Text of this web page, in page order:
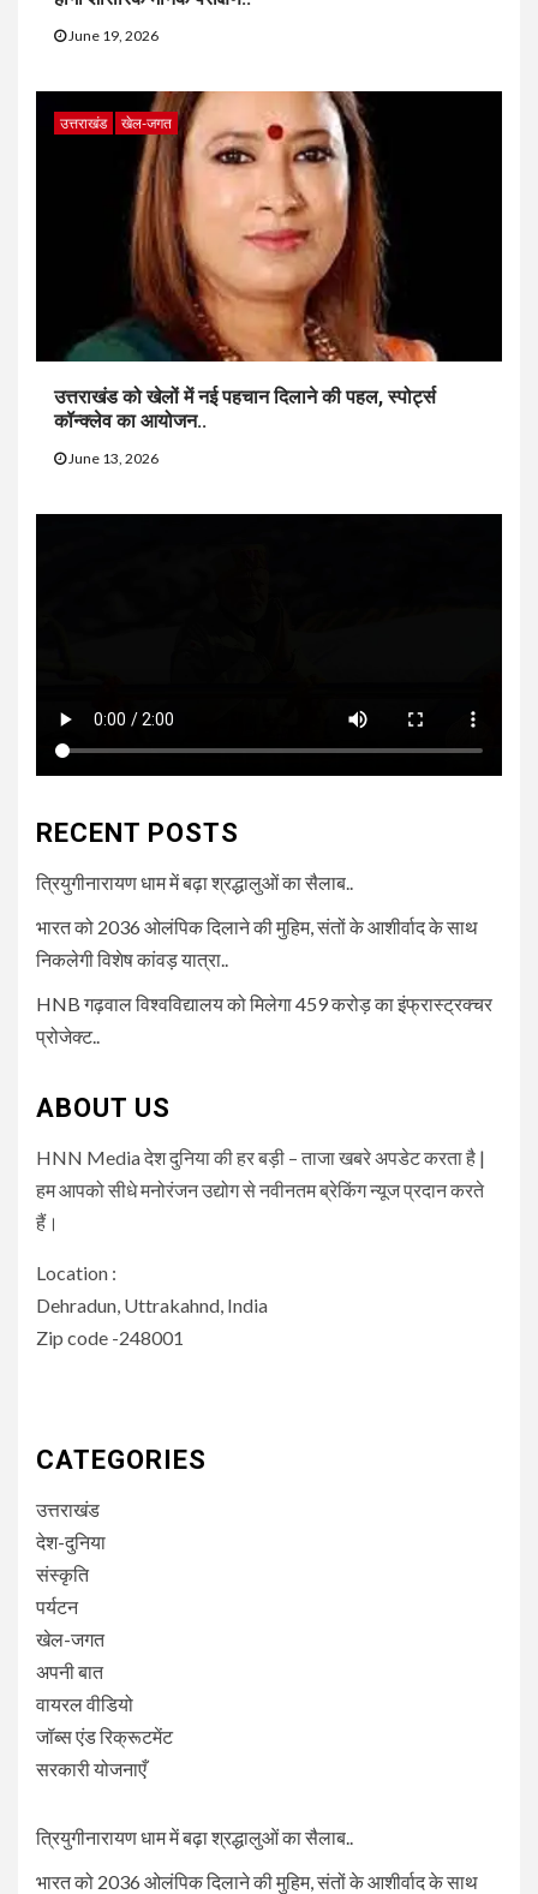
June 19, 2026
उत्तराखंड खेल-जगत
उत्तराखंड को खेलों में नई पहचान दिलाने की पहल, स्पोर्ट्स
कॉन्क्लेव का आयोजन..
June 13, 2026
RECENT POSTS
त्रियुगीनारायण धाम में बढ़ा श्रद्धालुओं का सैलाब..
भारत को 2036 ओलंपिक दिलाने की मुहिम, संतों के आशीर्वाद के साथ
निकलेगी विशेष कांवड़ यात्रा..
HNB गढ़वाल विश्वविद्यालय को मिलेगा 459 करोड़ का इंफ्रास्ट्रक्चर
प्रोजेक्ट..
ABOUT US
HNN Media देश दुनिया की हर बड़ी – ताजा खबरे अपडेट करता है |
हम आपको सीधे मनोरंजन उद्योग से नवीनतम ब्रेकिंग न्यूज प्रदान करते
हैं।
Location :
Dehradun, Uttrakahnd, India
Zip code -248001
CATEGORIES
उत्तराखंड
देश-दुनिया
संस्कृति
पर्यटन
खेल-जगत
अपनी बात
वायरल वीडियो
जॉब्स एंड रिक्रूटमेंट
सरकारी योजनाएँ
त्रियुगीनारायण धाम में बढ़ा श्रद्धालुओं का सैलाब..
भारत को 2036 ओलंपिक दिलाने की मुहिम, संतों के आशीर्वाद के साथ